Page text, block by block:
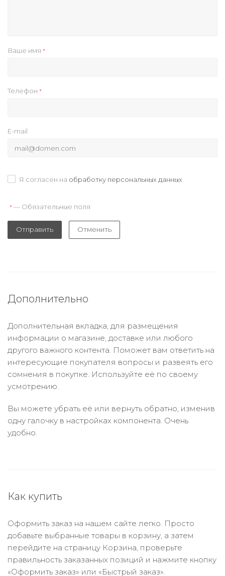
Ваше имя *
Телефон *
E-mail
Я согласен на обработку персональных данных
* — Обязательные поля
Отправить Отменить
Дополнительно
Дополнительная вкладка, для размещения
информации о магазине, доставке или любого
другого важного контента. Поможет вам ответить на
интересующие покупателя вопросы и развеять его
сомнения в покупке. Используйте её по своему
усмотрению.
Вы можете убрать её или вернуть обратно, изменив
одну галочку в настройках компонента. Очень
удобно.
Как купить
Оформить заказ на нашем сайте легко. Просто
добавьте выбранные товары в корзину, а затем
перейдите на страницу Корзина, проверьте
правильность заказанных позиций и нажмите кнопку
«Оформить заказ» или «Быстрый заказ».